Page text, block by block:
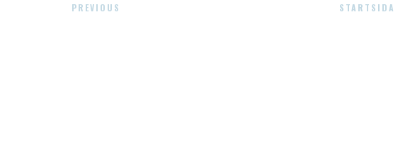
PREVIOUS STARTSIDA